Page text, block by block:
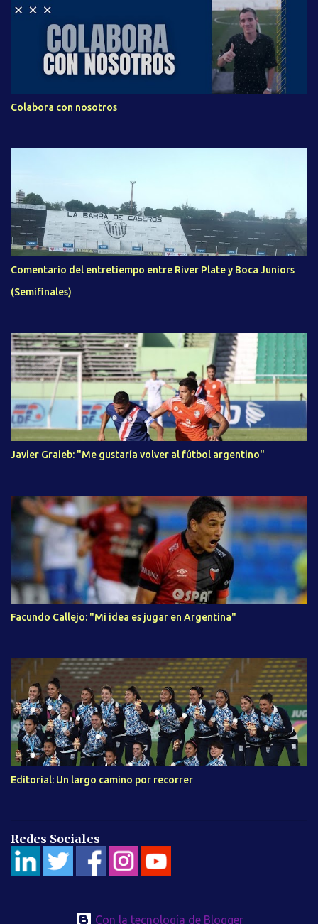
Colabora con nosotros
Comentario del entretiempo entre River Plate y Boca Juniors
(Semifinales)
Javier Graieb: "Me gustaría volver al fútbol argentino"
Facundo Callejo: "Mi idea es jugar en Argentina"
Editorial: Un largo camino por recorrer
Redes Sociales
Con la tecnología de Blogger